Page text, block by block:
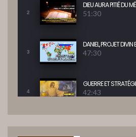
2
DIEU AURA PITIÉ DU
51:30
3
DANIEL, PROJET
47:30
4
GUERRE ET
42:43